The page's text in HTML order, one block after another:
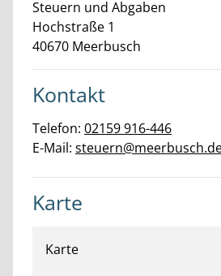
Steuern und Abgaben
Hochstraße 1
40670 Meerbusch
Kontakt
Telefon: 02159 916-446
E-Mail:
Karte
Karte